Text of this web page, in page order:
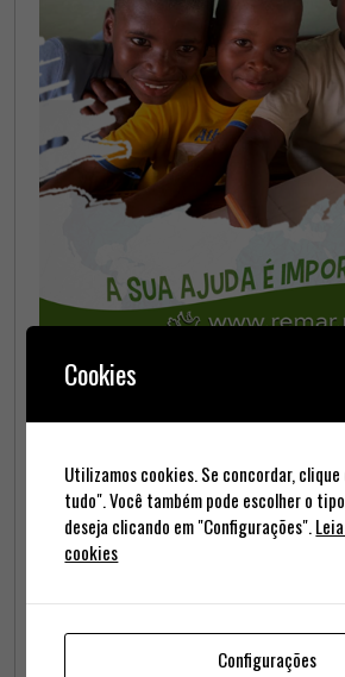
Informação na
Cookies
Utilizamos cookies. Se concordar,
tudo". Você também pode escolher o
deseja clicando em "Configurações".
cookies
Configurações